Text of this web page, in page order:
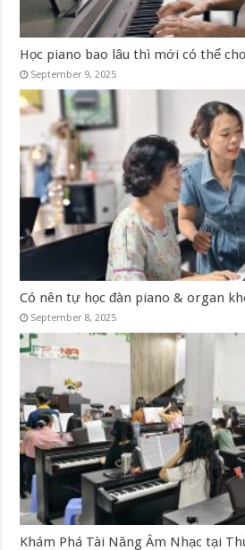
Học piano bao lâu thì mới có thể
September 9, 2025
Có nên tự học đàn piano & organ
September 8, 2025
Khám Phá Tài Năng Âm Nhạc tại